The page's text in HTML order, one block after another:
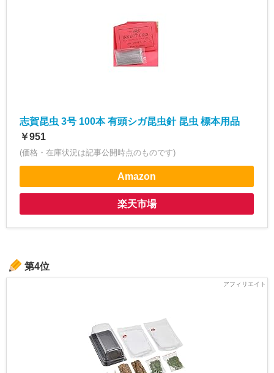
志賀昆虫 3号 100本 有頭シガ昆虫針 昆虫 標本用品
￥951
(価格・在庫状況は記事公開時点のものです)
Amazon
楽天市場
第4位